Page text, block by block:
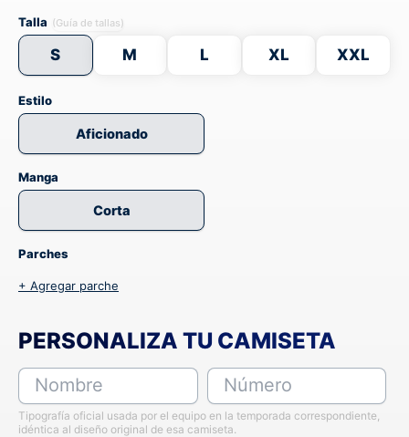
Talla (Guía de tallas)
S M L XL XXL
Estilo
Aficionado
Manga
Corta
Parches
+ Agregar parche
PERSONALIZA TU CAMISETA
Nombre Número
Tipografía oficial usada por el equipo en la temporada correspondiente,
idéntica al diseño original de esa camiseta.